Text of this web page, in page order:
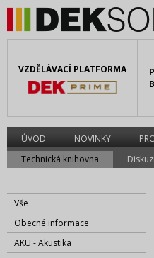
VZDĚLÁVACÍ PLATFORMA
ÚVOD NOVINKY
Technická knihovna
Vše
Obecné informace
AKU - Akustika